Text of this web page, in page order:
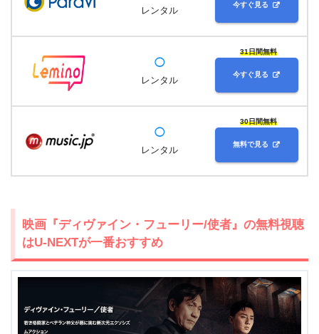
レンタル
今すぐ見る
◯
レンタル
31日間無料
今すぐ見る
◯
レンタル
30日間無料
無料で見る
映画『ディヴァイン・フューリー/使者』の無料視聴
はU-NEXTが一番おすすめ